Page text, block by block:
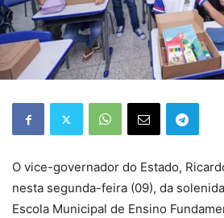
O vice-governador do Estado,
nesta segunda-feira (09), da
Escola Municipal de Ensino